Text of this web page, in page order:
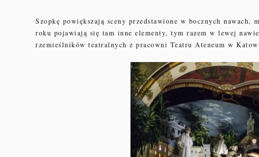
Szopkę powiększają sceny przedstawione w bocznych
roku pojawiają się tam inne elementy, tym razem w lewej
rzemieślników teatralnych z pracowni Teatru Ateneum w